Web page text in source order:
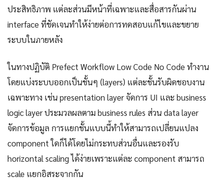
ประสิทธิภาพ แต่ละส่วนมีหน้าที่เฉพาะและสื่อสารกันผ่าน
interface ที่ชัดเจนทำให้ง่ายต่อการทดสอบแก้ไขและขยาย
ระบบในภายหลัง
ในทางปฏิบัติ Prefect Workflow Low Code No Code ทำงาน
โดยแบ่งระบบออกเป็นชั้นๆ (layers) แต่ละชั้นรับผิดชอบงาน
เฉพาะทาง เช่น presentation layer จัดการ UI และ business
logic layer ประมวลผลตาม business rules ส่วน data layer
จัดการข้อมูล การแยกชั้นแบบนี้ทำให้สามารถเปลี่ยนแปลง
component ใดก็ได้โดยไม่กระทบส่วนอื่นและรองรับ
horizontal scaling ได้ง่ายเพราะแต่ละ component สามารถ
scale แยกอิสระจากกัน